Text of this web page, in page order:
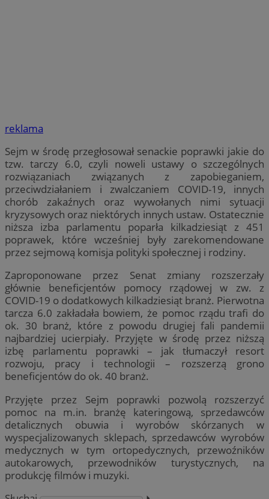
reklama
Sejm w środę przegłosował senackie poprawki jakie do
tzw. tarczy 6.0, czyli noweli ustawy o szczególnych
rozwiązaniach związanych z zapobieganiem,
przeciwdziałaniem i zwalczaniem COVID-19, innych
chorób zakaźnych oraz wywołanych nimi sytuacji
kryzysowych oraz niektórych innych ustaw. Ostatecznie
niższa izba parlamentu poparła kilkadziesiąt z 451
poprawek, które wcześniej były zarekomendowane
przez sejmową komisja polityki społecznej i rodziny.
Zaproponowane przez Senat zmiany rozszerzały
głównie beneficjentów pomocy rządowej w zw. z
COVID-19 o dodatkowych kilkadziesiąt branż. Pierwotna
tarcza 6.0 zakładała bowiem, że pomoc rządu trafi do
ok. 30 branż, które z powodu drugiej fali pandemii
najbardziej ucierpiały. Przyjęte w środę przez niższą
izbę parlamentu poprawki – jak tłumaczył resort
rozwoju, pracy i technologii – rozszerzą grono
beneficjentów do ok. 40 branż.
Przyjęte przez Sejm poprawki pozwolą rozszerzyć
pomoc na m.in. branżę kateringową, sprzedawców
detalicznych obuwia i wyrobów skórzanych w
wyspecjalizowanych sklepach, sprzedawców wyrobów
medycznych w tym ortopedycznych, przewoźników
autokarowych, przewodników turystycznych, na
produkcję filmów i muzyki.